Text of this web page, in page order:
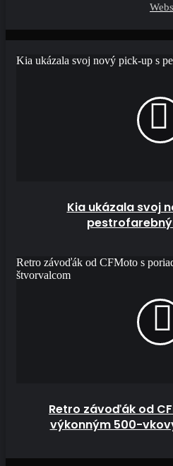
Kia ukázala svoj nový pick-up s
Kia ukázala svoj
Retro závoďák od CFMoto s
štvorvalcom
Retro závoďák od
výkonným 500-